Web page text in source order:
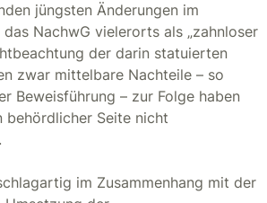
jüngsten Änderungen im
NachwG vielerorts als „zahnloser
der darin statuierten
zwar mittelbare Nachteile – so
Beweisführung – zur Folge haben
behördlicher Seite nicht
im Zusammenhang mit der